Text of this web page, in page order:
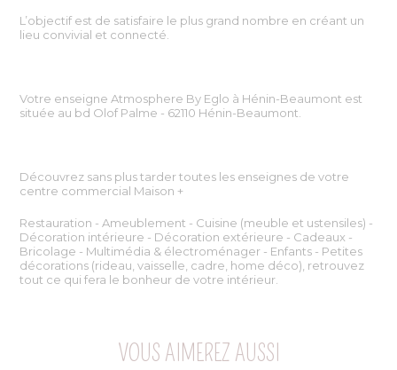
L’objectif est de satisfaire le plus grand nombre en créant un
lieu convivial et connecté.
Votre enseigne Atmosphere By Eglo à Hénin-Beaumont est
située au bd Olof Palme - 62110 Hénin-Beaumont.
Découvrez sans plus tarder toutes les enseignes de votre
centre commercial Maison +
Restauration - Ameublement - Cuisine (meuble et ustensiles) -
Décoration intérieure - Décoration extérieure - Cadeaux -
Bricolage - Multimédia & électroménager - Enfants - Petites
décorations (rideau, vaisselle, cadre, home déco), retrouvez
tout ce qui fera le bonheur de votre intérieur.
VOUS AIMEREZ AUSSI